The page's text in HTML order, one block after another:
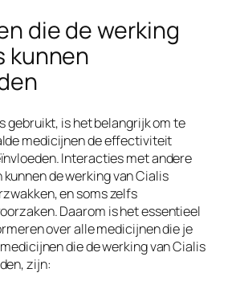
die de werking
kunnen
gebruikt, is het belangrijk om te
medicijnen de effectiviteit
Interacties met andere
de werking van Cialis
en soms zelfs
Daarom is het essentieel
over alle medicijnen die je
die de werking van Cialis
zijn: